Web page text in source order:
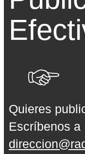
Quieres
Escríbenos a